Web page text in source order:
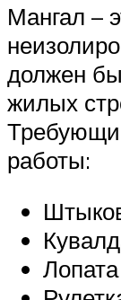
Мангал –
должен
жилых
работы: